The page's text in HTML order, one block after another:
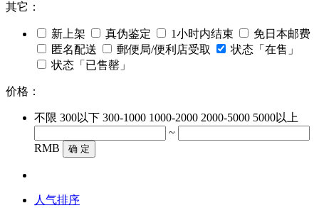
其它：
新上架 真伪鉴定 1小时内结束
免日本邮费
匿名配送
郵便局/便利店受取
状态「在售」
状态「已售罄」
价格：
不限 300以下 300-1000 1000-2000 2000-5000 5000以上
~
RMB
确 定
人气排序